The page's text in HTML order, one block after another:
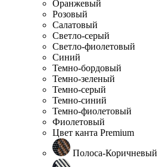
Оранжевый
Розовый
Салатовый
Светло-серый
Светло-фиолетовый
Синий
Темно-бордовый
Темно-зеленый
Темно-серый
Темно-синий
Темно-фиолетовый
Фиолетовый
Цвет канта Premium
Полоса-Коричневый